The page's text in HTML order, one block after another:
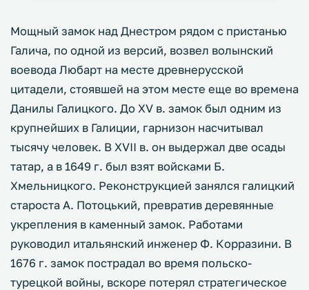
Мощный замок над Днестром рядом с пристанью
Галича, по одной из версий, возвел волынский
воевода Любарт на месте древнерусской
цитадели, стоявшей на этом месте еще во времена
Данилы Галицкого. До ХV в. замок был одним из
крупнейших в Галиции, гарнизон насчитывал
тысячу человек. В XVII в. он выдержал две осады
татар, а в 1649 г. был взят войсками Б.
Хмельницкого. Реконструкцией занялся галицкий
староста А. Потоцький, превратив деревянные
укрепления в каменный замок. Работами
руководил итальянский инженер Ф. Корразини. В
1676 г. замок пострадал во время польско-
турецкой войны, вскоре потерял стратегическое